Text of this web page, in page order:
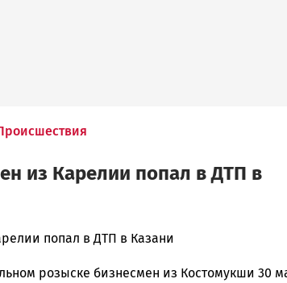
из Карелии попал в ДТП в
попал в ДТП в Казани
розыске бизнесмен из Костомукши 30